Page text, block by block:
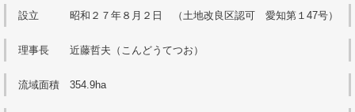
設立 昭和２７年８月２日 （土地改良区認可 愛知第１47号）
理事長 近藤哲夫（こんどうてつお）
流域面積 354.9ha